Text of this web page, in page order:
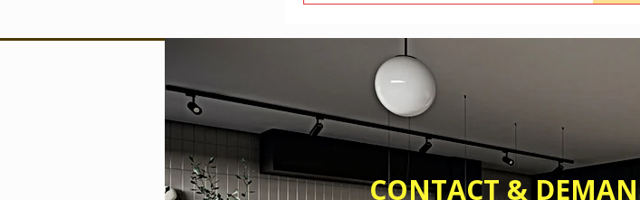
CONTACT & DEMANDE